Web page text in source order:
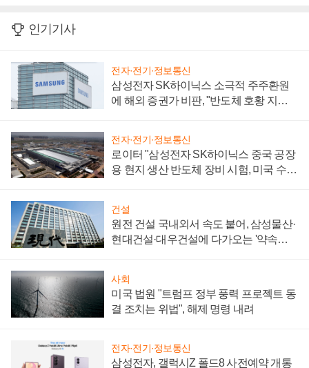
인기기사
전자·전기·정보통신
삼성전자 SK하이닉스 소극적 주주환원
에 해외 증권가 비판, "반도체 호황 지속
전자·전기·정보통신
로이터 "삼성전자 SK하이닉스 중국 공장
용 현지 생산 반도체 장비 시험, 미국 수출
건설
원전 건설 국내외서 속도 붙어, 삼성물산·
현대건설·대우건설에 다가오는 '약속의
사회
미국 법원 "트럼프 정부 풍력 프로젝트 동
결 조치는 위법", 해제 명령 내려
전자·전기·정보통신
삼성전자, 갤럭시Z 폴드8 사전예약 개통